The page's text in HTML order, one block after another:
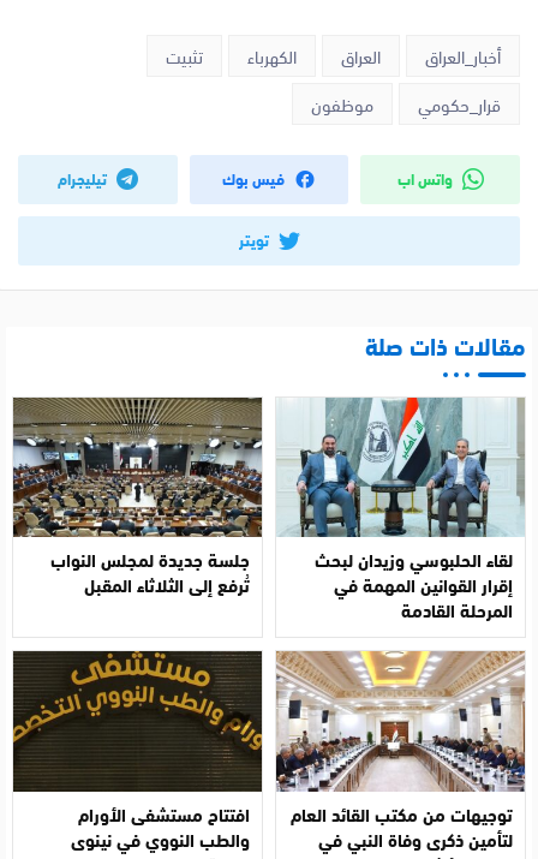
أخبار_العراق العراق الكهرباء
تثبيت
قرار_حكومي
موظفون
واتس اب فيس بوك تيليجرام
تويتر
مقالات ذات صلة
لقاء الحلبوسي وزيدان لبحث
إقرار القوانين المهمة في
المرحلة القادمة
جلسة جديدة لمجلس النواب
تُرفع إلى الثلاثاء المقبل
توجيهات من مكتب القائد العام
لتأمين ذكرى وفاة النبي في
افتتاح مستشفى الأورام
والطب النووي في نينوى